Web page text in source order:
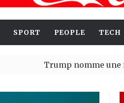
SPORT PEOPLE TECH
Trump nomme une